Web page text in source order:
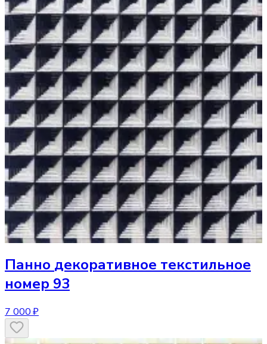
Панно декоративное текстильное
номер 93
7 000 ₽